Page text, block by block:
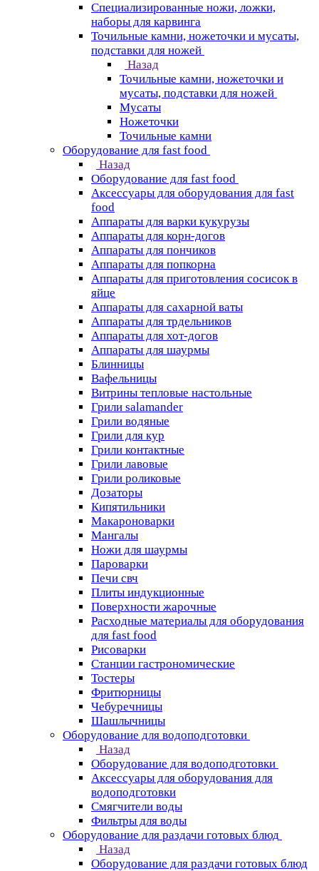
Специализированные ножи, ложки,
наборы для карвинга
Точильные камни, ножеточки и мусаты,
подставки для ножей
Назад
Точильные камни, ножеточки и
мусаты, подставки для ножей
Мусаты
Ножеточки
Точильные камни
Оборудование для fast food
Назад
Оборудование для fast food
Аксессуары для оборудования для fast
food
Аппараты для варки кукурузы
Аппараты для корн-догов
Аппараты для пончиков
Аппараты для попкорна
Аппараты для приготовления сосисок в
яйце
Аппараты для сахарной ваты
Аппараты для трдельников
Аппараты для хот-догов
Аппараты для шаурмы
Блинницы
Вафельницы
Витрины тепловые настольные
Грили salamander
Грили водяные
Грили для кур
Грили контактные
Грили лавовые
Грили роликовые
Дозаторы
Кипятильники
Макароноварки
Мангалы
Ножи для шаурмы
Пароварки
Печи свч
Плиты индукционные
Поверхности жарочные
Расходные материалы для оборудования
для fast food
Рисоварки
Станции гастрономические
Тостеры
Фритюрницы
Чебуречницы
Шашлычницы
Оборудование для водоподготовки
Назад
Оборудование для водоподготовки
Аксессуары для оборудования для
водоподготовки
Смягчители воды
Фильтры для воды
Оборудование для раздачи готовых блюд
Назад
Оборудование для раздачи готовых блюд